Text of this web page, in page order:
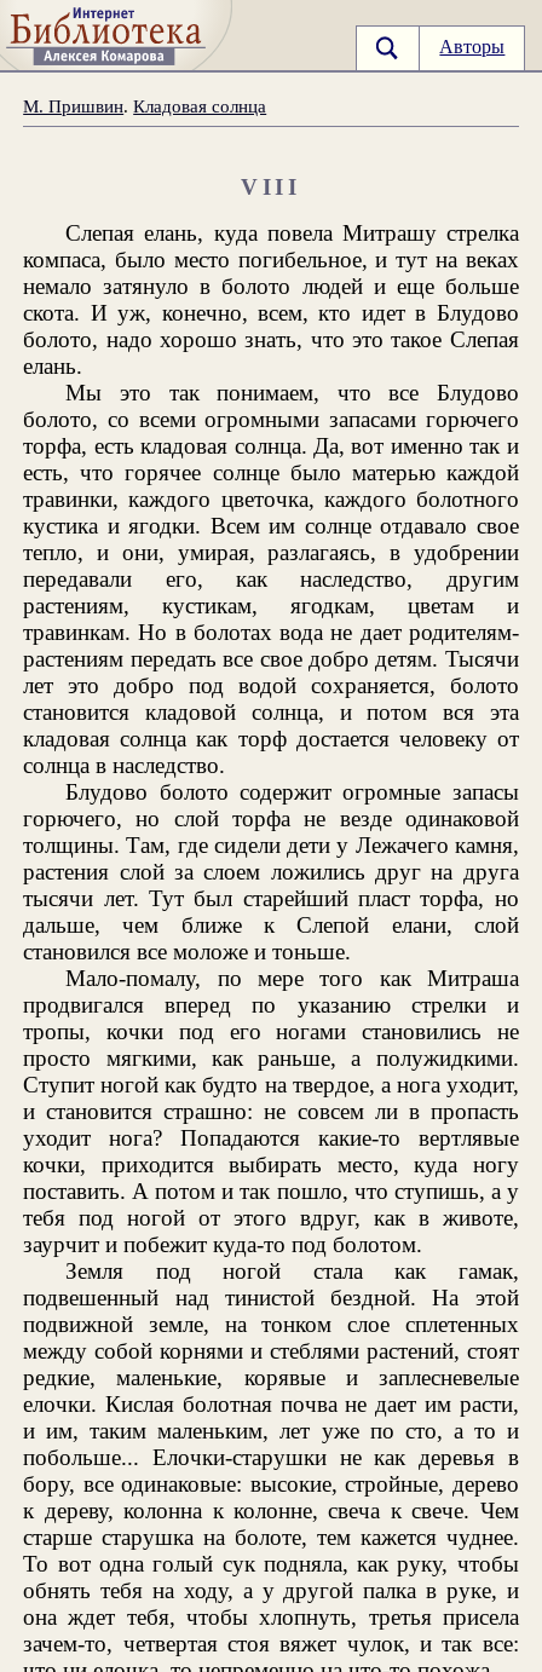
Авторы
М. Пришвин.Кладовая солнца
VIII
Слепая елань, куда повела Митрашу стрелка
компаса, было место погибельное, и тут на веках
немало затянуло в болото людей и еще больше
скота. И уж, конечно, всем, кто идет в Блудово
болото, надо хорошо знать, что это такое Слепая
елань.
Мы это так понимаем, что все Блудово
болото, со всеми огромными запасами горючего
торфа, есть кладовая солнца. Да, вот именно так и
есть, что горячее солнце было матерью каждой
травинки, каждого цветочка, каждого болотного
кустика и ягодки. Всем им солнце отдавало свое
тепло, и они, умирая, разлагаясь, в удобрении
передавали его, как наследство, другим
растениям, кустикам, ягодкам, цветам и
травинкам. Но в болотах вода не дает родителям-
растениям передать все свое добро детям. Тысячи
лет это добро под водой сохраняется, болото
становится кладовой солнца, и потом вся эта
кладовая солнца как торф достается человеку от
солнца в наследство.
Блудово болото содержит огромные запасы
горючего, но слой торфа не везде одинаковой
толщины. Там, где сидели дети у Лежачего камня,
растения слой за слоем ложились друг на друга
тысячи лет. Тут был старейший пласт торфа, но
дальше, чем ближе к Слепой елани, слой
становился все моложе и тоньше.
Мало-помалу, по мере того как Митраша
продвигался вперед по указанию стрелки и
тропы, кочки под его ногами становились не
просто мягкими, как раньше, а полужидкими.
Ступит ногой как будто на твердое, а нога уходит,
и становится страшно: не совсем ли в пропасть
уходит нога? Попадаются какие-то вертлявые
кочки, приходится выбирать место, куда ногу
поставить. А потом и так пошло, что ступишь, а у
тебя под ногой от этого вдруг, как в животе,
заурчит и побежит куда-то под болотом.
Земля под ногой стала как гамак,
подвешенный над тинистой бездной. На этой
подвижной земле, на тонком слое сплетенных
между собой корнями и стеблями растений, стоят
редкие, маленькие, корявые и заплесневелые
елочки. Кислая болотная почва не дает им расти,
и им, таким маленьким, лет уже по сто, а то и
побольше... Елочки-старушки не как деревья в
бору, все одинаковые: высокие, стройные, дерево
к дереву, колонна к колонне, свеча к свече. Чем
старше старушка на болоте, тем кажется чуднее.
То вот одна голый сук подняла, как руку, чтобы
обнять тебя на ходу, а у другой палка в руке, и
она ждет тебя, чтобы хлопнуть, третья присела
зачем-то, четвертая стоя вяжет чулок, и так все: